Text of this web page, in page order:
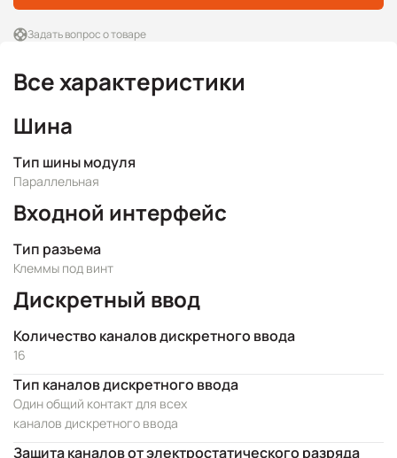
Задать вопрос о товаре
Все характеристики
Шина
Тип шины модуля
Параллельная
Входной интерфейс
Тип разъема
Клеммы под винт
Дискретный ввод
Количество каналов дискретного ввода
16
Тип каналов дискретного ввода
Один общий контакт для всех
каналов дискретного ввода
Защита каналов от электростатического разряда